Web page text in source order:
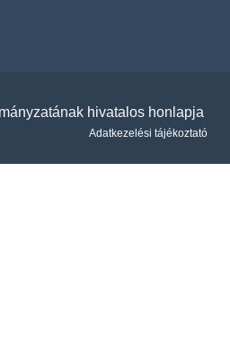
hivatalos honlapja
Adatkezelési tájékoztató